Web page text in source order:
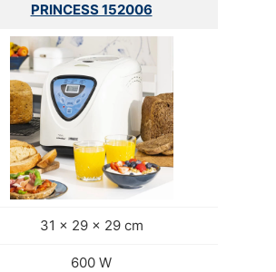
PRINCESS 152006
31 x 29 x 29 cm
600 W